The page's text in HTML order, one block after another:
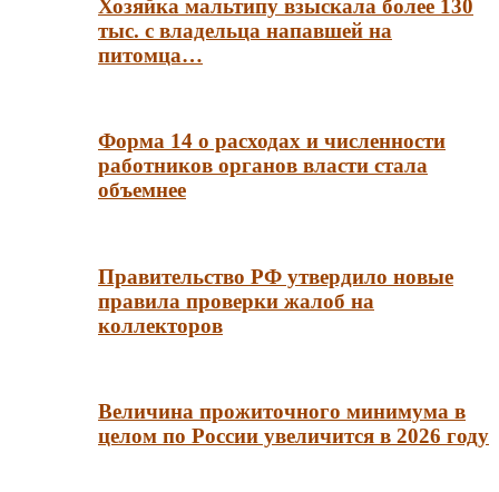
Хозяйка мальтипу взыскала более 130
тыс. с владельца напавшей на
питомца…
Форма 14 о расходах и численности
работников органов власти стала
объемнее
Правительство РФ утвердило новые
правила проверки жалоб на
коллекторов
Величина прожиточного минимума в
целом по России увеличится в 2026 году